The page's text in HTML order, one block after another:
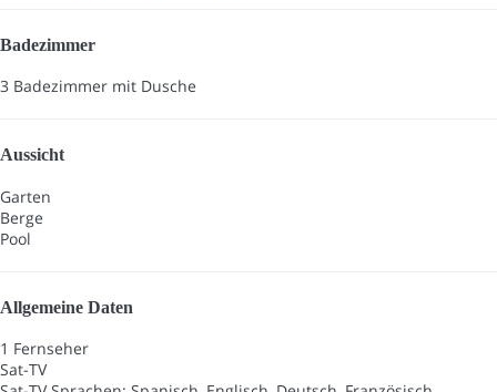
Badezimmer
3 Badezimmer mit Dusche
Aussicht
Garten
Berge
Pool
Allgemeine Daten
1 Fernseher
Sat-TV